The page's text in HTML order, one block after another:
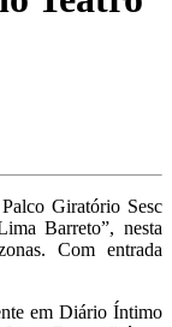
Giratório Sesc
Barreto”, nesta
Com entrada
em Diário Íntimo